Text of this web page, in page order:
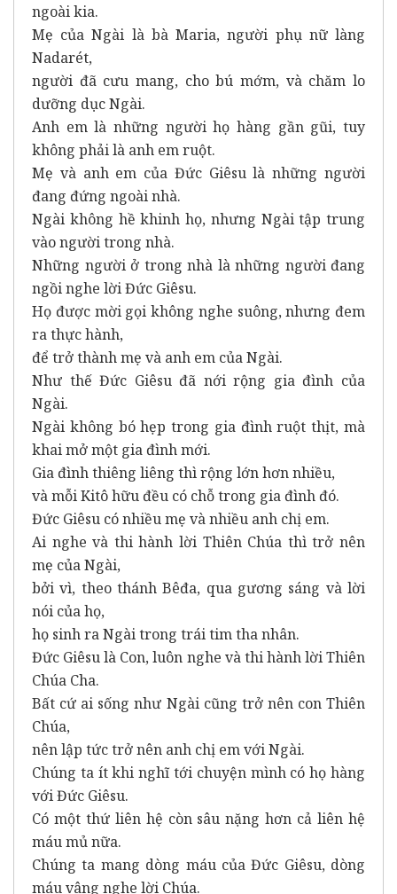
ngoài kia.
Mẹ của Ngài là bà Maria, người phụ nữ làng
Nadarét,
người đã cưu mang, cho bú mớm, và chăm lo
dưỡng dục Ngài.
Anh em là những người họ hàng gần gũi, tuy
không phải là anh em ruột.
Mẹ và anh em của Đức Giêsu là những người
đang đứng ngoài nhà.
Ngài không hề khinh họ, nhưng Ngài tập trung
vào người trong nhà.
Những người ở trong nhà là những người đang
ngồi nghe lời Đức Giêsu.
Họ được mời gọi không nghe suông, nhưng đem
ra thực hành,
để trở thành mẹ và anh em của Ngài.
Như thế Đức Giêsu đã nới rộng gia đình của
Ngài.
Ngài không bó hẹp trong gia đình ruột thịt, mà
khai mở một gia đình mới.
Gia đình thiêng liêng thì rộng lớn hơn nhiều,
và mỗi Kitô hữu đều có chỗ trong gia đình đó.
Đức Giêsu có nhiều mẹ và nhiều anh chị em.
Ai nghe và thi hành lời Thiên Chúa thì trở nên
mẹ của Ngài,
bởi vì, theo thánh Bêđa, qua gương sáng và lời
nói của họ,
họ sinh ra Ngài trong trái tim tha nhân.
Đức Giêsu là Con, luôn nghe và thi hành lời Thiên
Chúa Cha.
Bất cứ ai sống như Ngài cũng trở nên con Thiên
Chúa,
nên lập tức trở nên anh chị em với Ngài.
Chúng ta ít khi nghĩ tới chuyện mình có họ hàng
với Đức Giêsu.
Có một thứ liên hệ còn sâu nặng hơn cả liên hệ
máu mủ nữa.
Chúng ta mang dòng máu của Đức Giêsu, dòng
máu vâng nghe lời Chúa.